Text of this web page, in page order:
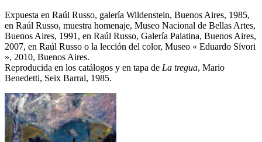
Expuesta en Raúl Russo, galería Wildenstein, Buenos Aires, 1985,
en Raúl Russo, muestra homenaje, Museo Nacional de Bellas Artes,
Buenos Aires, 1991, en Raúl Russo, Galería Palatina, Buenos Aires,
2007, en Raúl Russo o la lección del color, Museo « Eduardo Sívori
», 2010, Buenos Aires.
Reproducida en los catálogos y en tapa de La tregua, Mario
Benedetti, Seix Barral, 1985.